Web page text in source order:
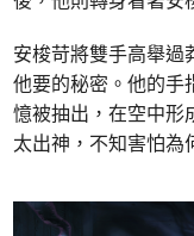
安梭苛將雙手高舉過
他要的秘密。他的手
憶被抽出，在空中形
太出神，不知害怕為